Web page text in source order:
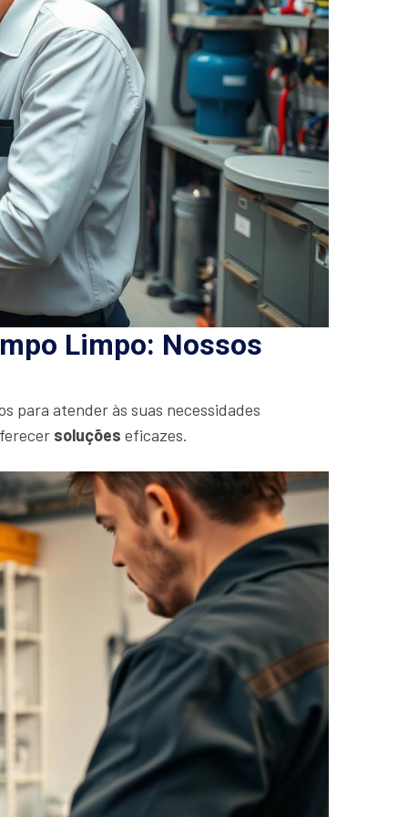
Limpo: Nossos
para atender às suas necessidades
soluções eficazes.